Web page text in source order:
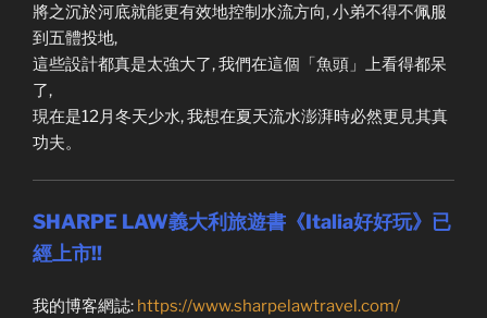
將之沉於河底就能更有效地控制水流方向, 小弟不得不佩服
到五體投地,
這些設計都真是太強大了, 我們在這個「魚頭」上看得都呆
了,
現在是12月冬天少水, 我想在夏天流水澎湃時必然更見其真
功夫。
SHARPE LAW義大利旅遊書《Italia好好玩》已
經上市!!
我的博客網誌: https://www.sharpelawtravel.com/